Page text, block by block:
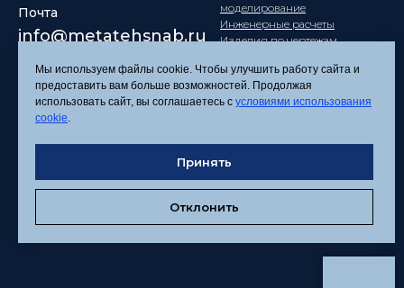
Почта
info@metatehsnab.ru
моделирование
Инженерные расчеты
Изделия по чертежам
Политика
Согласие на обработку
персональных данных
Соглашение об
Мы используем файлы cookie. Чтобы улучшить работу сайта и
предоставить вам больше возможностей. Продолжая
использовать сайт, вы соглашаетесь с условиями использования
cookie.
Принять
Отклонить